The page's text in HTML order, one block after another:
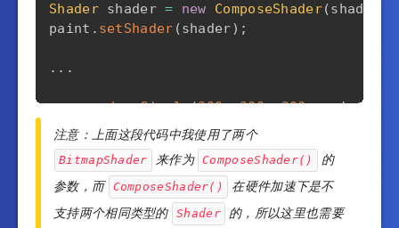
Shader shader = new ComposeShader(shader1
paint . setShader (shader) ;
. . .
canvas.drawCircle(300, 300, 300, paint
注意：上面这段代码中我使用了两个
BitmapShader 来作为 ComposeShader()
的
参数，而 ComposeShader()
在硬件加速下是不
支持两个相同类型的
Shader
的，所以这里也需要